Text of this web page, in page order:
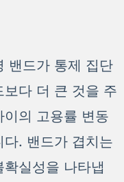
밴드가 통제 집단
다 더 큰 것을 주
의 고용률 변동
. 밴드가 겹치는
실성을 나타냅